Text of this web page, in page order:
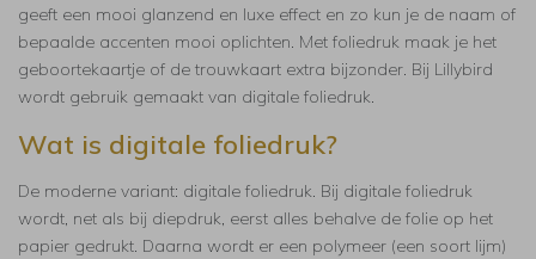
geeft een mooi glanzend en luxe effect en zo kun je de naam of
bepaalde accenten mooi oplichten. Met foliedruk maak je het
geboortekaartje of de trouwkaart extra bijzonder. Bij Lillybird
wordt gebruik gemaakt van digitale foliedruk.
Wat is digitale foliedruk?
De moderne variant: digitale foliedruk. Bij digitale foliedruk
wordt, net als bij diepdruk, eerst alles behalve de folie op het
papier gedrukt. Daarna wordt er een polymeer (een soort lijm)